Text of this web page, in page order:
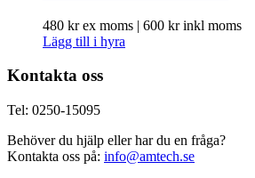
480 krex moms | 600 krinkl moms
Lägg till i hyra
Kontakta oss
Tel: 0250-15095
Behöver du hjälp eller har du en fråga?
Kontakta oss på: info@amtech.se